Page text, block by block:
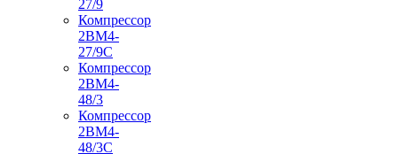
27/9
Компрессор
2ВМ4-
27/9С
Компрессор
2ВМ4-
48/3
Компрессор
2ВМ4-
48/3С